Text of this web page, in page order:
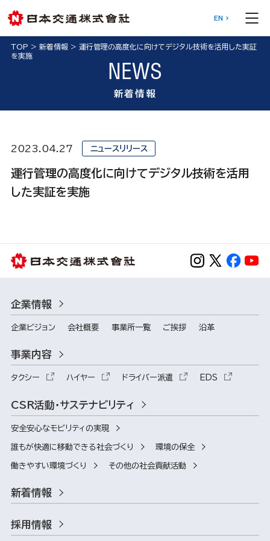
EN
TOP > 新着情報> 運行管理の高度化に向けてデジタル技術を活用した実証
を実施
NEWS
新着情報
2023.04.27 ニュースリリース
運行管理の高度化に向けてデジタル技術を活用
した実証を実施
企業情報
企業ビジョン 会社概要 事業所一覧 ご挨拶 沿革
事業内容
タクシー ハイヤー ドライバー派遣 EDS
CSR活動・サステナビリティ
安全安心なモビリティの実現
誰もが快適に移動できる社会づくり 環境の保全
働きやすい環境づくり その他の社会貢献活動
新着情報
採用情報